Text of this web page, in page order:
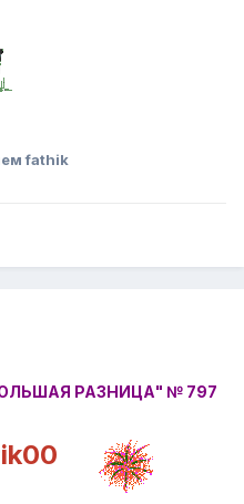
fathik
РАЗНИЦА" № 797